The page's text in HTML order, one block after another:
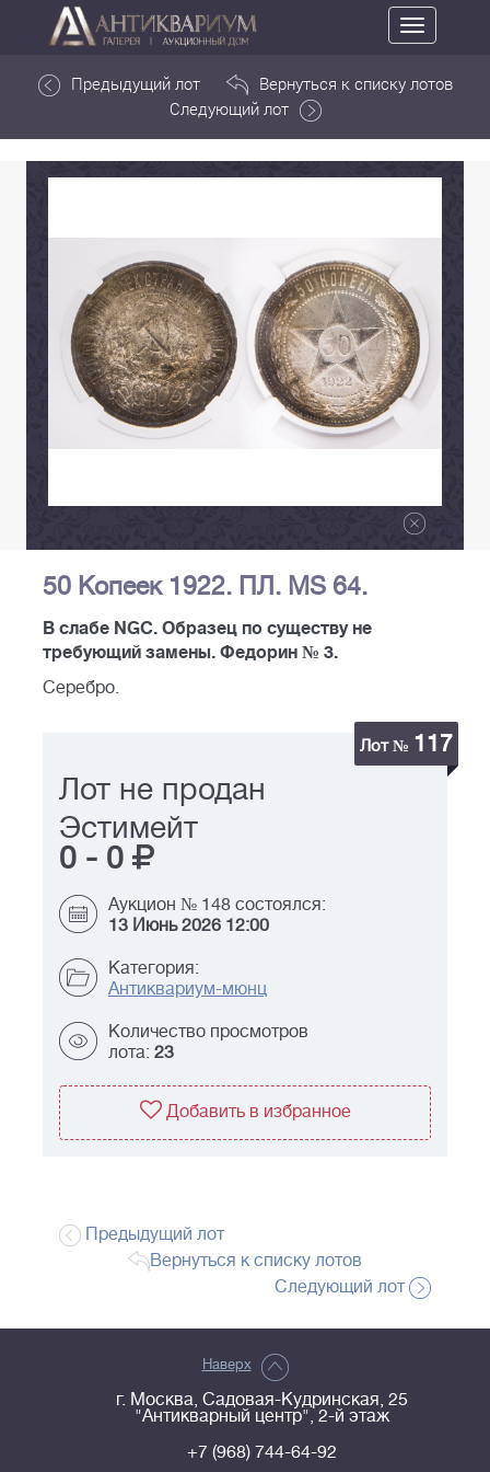
Toggle
navigation
Предыдущий лот
Вернуться к списку лотов
Следующий лот
50 Копеек 1922. ПЛ. MS 64.
В слабе NGC. Образец по существу не
требующий замены. Федорин № 3.
Серебро.
Лот № 117
Лот не продан
Эстимейт
0 - 0
Аукцион № 148 состоялся:
13 Июнь 2026 12:00
Категория:
Антиквариум-мюнц
Количество просмотров
лота: 23
Добавить в избранное
Предыдущий лот
Вернуться к списку лотов
Следующий лот
Наверх
г. Москва, Садовая-Кудринская, 25
"Антикварный центр", 2-й этаж
+7 (968) 744-64-92